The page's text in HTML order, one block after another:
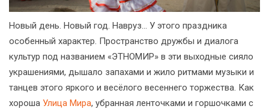
Новый день. Новый год. Навруз... У этого праздника
особенный характер. Пространство дружбы и диалога
культур под названием «ЭТНОМИР» в эти выходные сияло
украшениями, дышало запахами и жило ритмами музыки и
танцев этого яркого и весёлого весеннего торжества. Как
хороша Улица Мира, убранная ленточками и горшочками с